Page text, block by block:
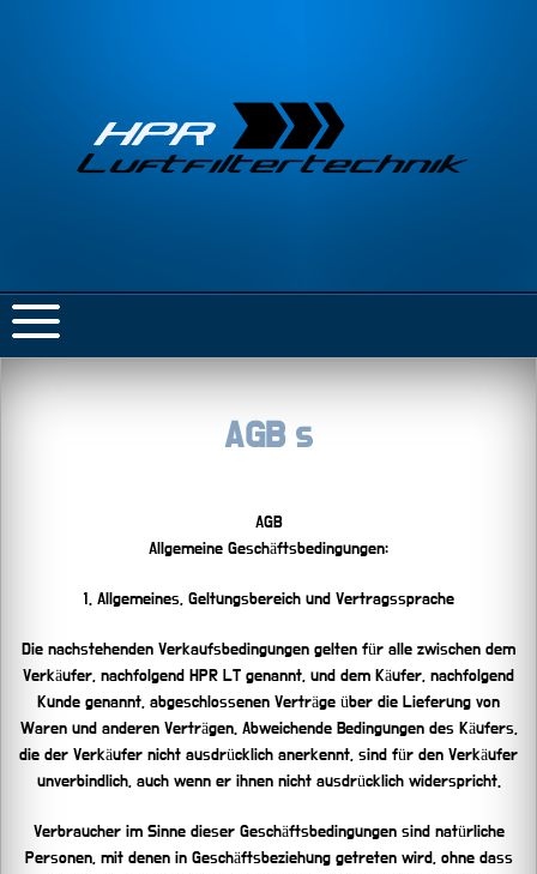
AGB s
AGB
Allgemeine Geschäftsbedingungen:
1. Allgemeines, Geltungsbereich und Vertragssprache
Die nachstehenden Verkaufsbedingungen gelten für alle zwischen dem
Verkäufer, nachfolgend HPR LT genannt, und dem Käufer, nachfolgend
Kunde genannt, abgeschlossenen Verträge über die Lieferung von
Waren und anderen Verträgen. Abweichende Bedingungen des Käufers,
die der Verkäufer nicht ausdrücklich anerkennt, sind für den Verkäufer
unverbindlich, auch wenn er ihnen nicht ausdrücklich widerspricht.
Verbraucher im Sinne dieser Geschäftsbedingungen sind natürliche
Personen, mit denen in Geschäftsbeziehung getreten wird, ohne dass